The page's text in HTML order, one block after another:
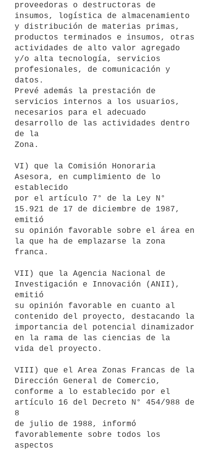
proveedoras o destructoras de
insumos, logística de almacenamiento
y distribución de materias primas,
productos terminados e insumos, otras
actividades de alto valor agregado
y/o alta tecnología, servicios
profesionales, de comunicación y
datos.
Prevé además la prestación de
servicios internos a los usuarios,
necesarios para el adecuado
desarrollo de las actividades dentro
de la
Zona.
VI) que la Comisión Honoraria
Asesora, en cumplimiento de lo
establecido
por el artículo 7° de la Ley N°
15.921 de 17 de diciembre de 1987,
emitió
su opinión favorable sobre el área en
la que ha de emplazarse la zona
franca.
VII) que la Agencia Nacional de
Investigación e Innovación (ANII),
emitió
su opinión favorable en cuanto al
contenido del proyecto, destacando la
importancia del potencial dinamizador
en la rama de las ciencias de la
vida del proyecto.
VIII) que el Area Zonas Francas de la
Dirección General de Comercio,
conforme a lo establecido por el
artículo 16 del Decreto N° 454/988 de
8
de julio de 1988, informó
favorablemente sobre todos los
aspectos